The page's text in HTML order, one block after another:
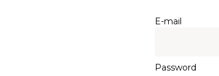
E-mail
Password